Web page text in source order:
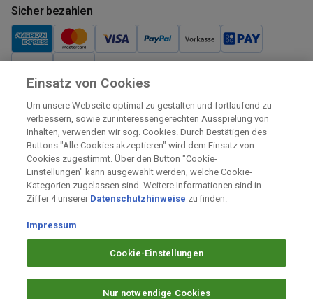
Sicher bezahlen
Verkauf und Versand
Kostenloser Versand:
Verkauf und Versand durch:
Verkauf Gutscheine durch:
Sicher einkaufen
Prämien Impressum
Prämien Datenschutz
Einsatz von Cookies
Um unsere Webseite optimal zu gestalten und fortlaufend zu
verbessern, sowie zur interessengerechten Ausspielung von
Inhalten, verwenden wir sog. Cookies. Durch Bestätigen des
Buttons "Alle Cookies akzeptieren" wird dem Einsatz von
Cookies zugestimmt. Über den Button "Cookie-
Einstellungen" kann ausgewählt werden, welche Cookie-
Kategorien zugelassen sind. Weitere Informationen sind in
Ziffer 4 unserer Datenschutzhinweise zu finden.
Impressum
Cookie-Einstellungen
Nur notwendige Cookies